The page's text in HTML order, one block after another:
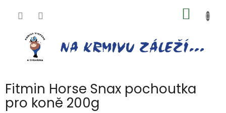
KOŠÍK
Fitmin Horse Snax pochoutka
pro koně 200g